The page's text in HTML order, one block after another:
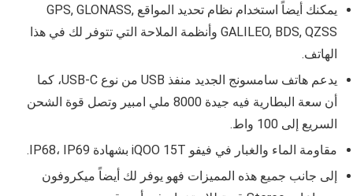
يمكنك أيضاً استخدام نظام تحديد المواقع GPS, GLONASS,
GALILEO, BDS, QZSS وأنظمة الملاحة التي تتوفر لك في هذا
الهاتف.
يدعم هاتف سامسونج الجديد منفذ USB من نوع USB‑C، كما
أن سعة البطارية فيه جيدة 8000 ملي امبير وتصل قوة الشحن
السريع إلى 100 واط.
مقاومة الماء والغبار في فيفو iQOO 15T
بشهادة IP68، IP69.
إلى جانب جميع هذه المميزات فهو يوفر لك أيضاً ميكروفون